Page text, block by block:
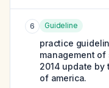
6 Guideline
practice
management
2014 update
of america.